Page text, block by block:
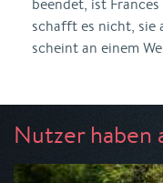
beendet, ist
schafft es nicht, sie
scheint an einem
Nutzer haben